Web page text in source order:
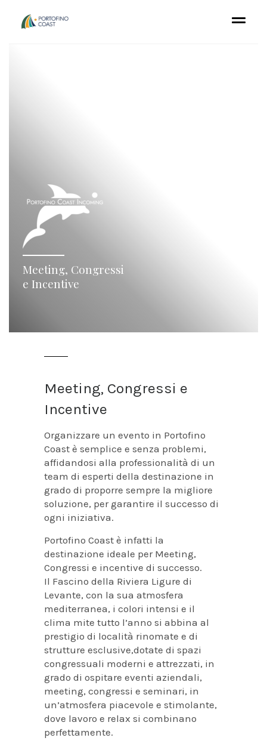
Meeting, Congressi
e Incentive
Meeting, Congressi e
Incentive
Organizzare un evento in Portofino
Coast è semplice e senza problemi,
affidandosi alla professionalità di un
team di esperti della destinazione in
grado di proporre sempre la migliore
soluzione, per garantire il successo di
ogni iniziativa.
Portofino Coast è infatti la
destinazione ideale per Meeting,
Congressi e incentive di successo.
Il Fascino della Riviera Ligure di
Levante, con la sua atmosfera
mediterranea, i colori intensi e il
clima mite tutto l’anno si abbina al
prestigio di località rinomate e di
strutture esclusive,dotate di spazi
congressuali moderni e attrezzati, in
grado di ospitare eventi aziendali,
meeting, congressi e seminari, in
un’atmosfera piacevole e stimolante,
dove lavoro e relax si combinano
perfettamente.